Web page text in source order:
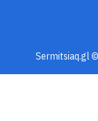
Sermitsiaq.gl